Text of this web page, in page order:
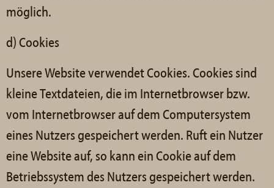
möglich.
d) Cookies
Unsere Website verwendet Cookies. Cookies sind
kleine Textdateien, die im Internetbrowser bzw.
vom Internetbrowser auf dem Computersystem
eines Nutzers gespeichert werden. Ruft ein Nutzer
eine Website auf, so kann ein Cookie auf dem
Betriebssystem des Nutzers gespeichert werden.